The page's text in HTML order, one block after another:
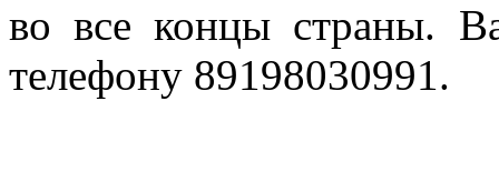
во все концы страны.
телефону 89198030991.